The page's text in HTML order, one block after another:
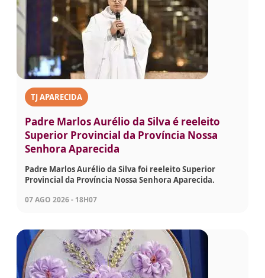
TJ APARECIDA
Padre Marlos Aurélio da Silva é reeleito
Superior Provincial da Província Nossa
Senhora Aparecida
Padre Marlos Aurélio da Silva foi reeleito Superior
Provincial da Província Nossa Senhora Aparecida.
07 AGO 2026 - 18H07